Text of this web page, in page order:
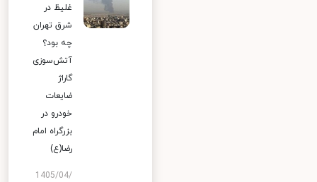
غلیظ در
شرق تهران
چه بود؟
آتش‌سوزی
گاراژ
ضایعات
خودرو در
بزرگراه امام
رضا(ع)
1405/04/